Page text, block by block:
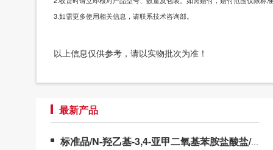
3.如需更多使用相关信息，请联系技术咨询部。
以上信息仅供参考，请以实物批次为准！
最新产品
标准品/N-羟乙基-3,4-亚甲二氧基苯胺盐酸盐/2-(Benzo[d][1,3]dioxol-5-ylamino)ethanol Hydrochloride